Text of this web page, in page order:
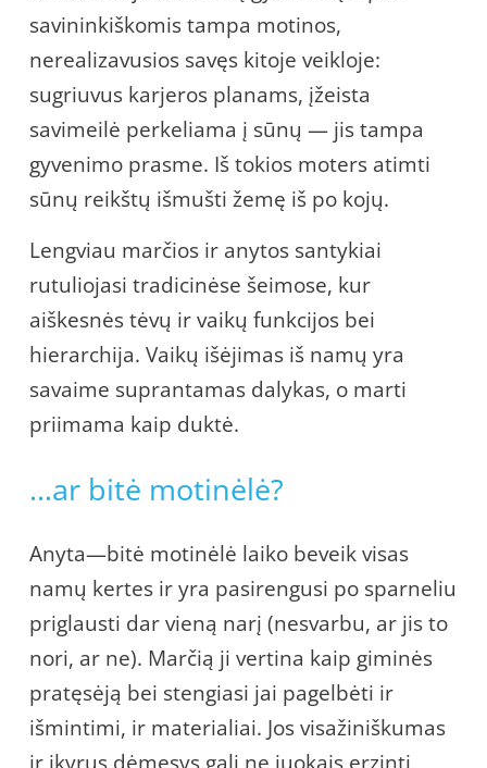
savininkiškomis tampa motinos,
nerealizavusios savęs kitoje veikloje:
sugriuvus karjeros planams, įžeista
savimeilė perkeliama į sūnų — jis tampa
gyvenimo prasme. Iš tokios moters atimti
sūnų reikštų išmušti žemę iš po kojų.
Lengviau marčios ir anytos santykiai
rutuliojasi tradicinėse šeimose, kur
aiškesnės tėvų ir vaikų funkcijos bei
hierarchija. Vaikų išėjimas iš namų yra
savaime suprantamas dalykas, o marti
priimama kaip duktė.
…ar bitė motinėlė?
Anyta—bitė motinėlė laiko beveik visas
namų kertes ir yra pasirengusi po sparneliu
priglausti dar vieną narį (nesvarbu, ar jis to
nori, ar ne). Marčią ji vertina kaip giminės
pratęsėją bei stengiasi jai pagelbėti ir
išmintimi, ir materialiai. Jos visažiniškumas
ir įkyrus dėmesys gali ne juokais erzinti,